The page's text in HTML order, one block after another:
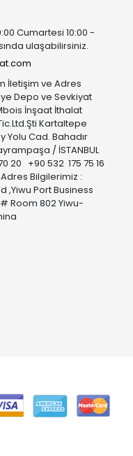
Cumartesi 10:00 -
ulaşabilirsiniz.
İletişim ve Adres
Depo ve Sevkiyat
İnşaat İthalat
Kartaltepe
Yolu Cad. Bahadır
/ İSTANBUL
20 +90 532 175 75 16
Bilgilerimiz :
,Yiwu Port Business
Room 802 Yiwu-